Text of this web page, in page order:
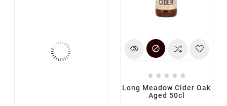

    
Long Meadow Cider Oak
Aged 50cl